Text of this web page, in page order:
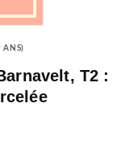
ANS)
T2 :